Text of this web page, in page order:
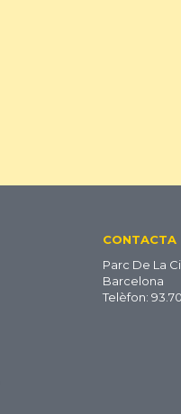
CONTACTA
Parc De La
Barcelona
Telèfon: